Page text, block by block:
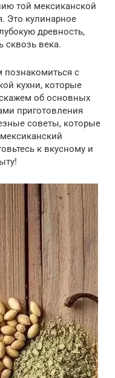
той мексиканской
Это кулинарное
древность,
сквозь века.
познакомиться с
кухни, которые
об основных
приготовления
советы, которые
к вкусному и